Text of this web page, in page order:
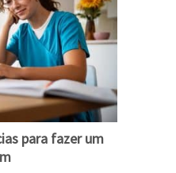
para fazer um